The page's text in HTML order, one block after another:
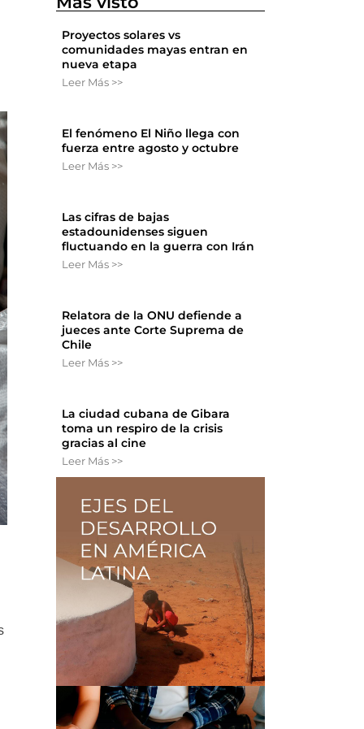
Proyectos solares vs
comunidades mayas entran en
nueva etapa
Leer Más >>
El fenómeno El Niño llega con
fuerza entre agosto y octubre
Leer Más >>
Las cifras de bajas
estadounidenses siguen
fluctuando en la guerra con Irán
Leer Más >>
Relatora de la ONU defiende a
jueces ante Corte Suprema de
Chile
Leer Más >>
La ciudad cubana de Gibara
toma un respiro de la crisis
gracias al cine
Leer Más >>